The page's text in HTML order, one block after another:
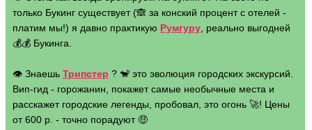
только Букинг существует (🙈 за конский процент с отелей -
платим мы!) я давно практикую Румгуру , реально выгодней
💰💰 Букинга.
👁 Знаешь Трипстер ? 🐒 это эволюция городских экскурсий.
Вип-гид - горожанин, покажет самые необычные места и
расскажет городские легенды, пробовал, это огонь 🚀! Цены
от 600 р. - точно порадуют 🤑